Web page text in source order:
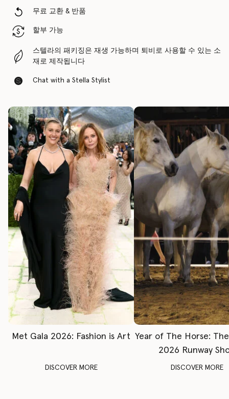
무료 교환 & 반품
할부 가능
스텔라의 패키징은 재생 가능하며 퇴비로 사용할 수 있는 소
재로 제작됩니다
Chat with a Stella Stylist
Met Gala 2026: Fashion is Art
DISCOVER MORE
Year of The Horse:
2026 Runway
DISCOVER MORE